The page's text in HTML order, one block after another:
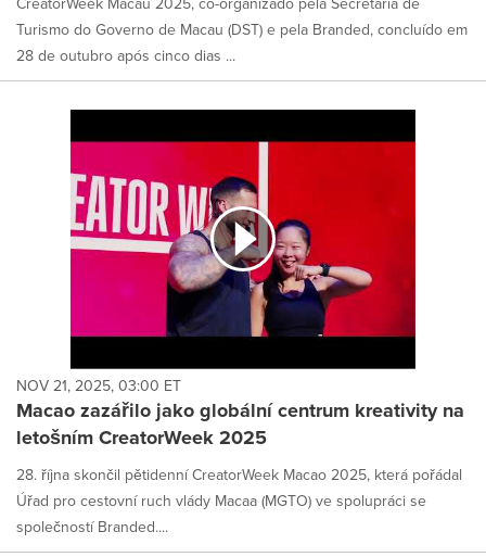
Turismo do Governo de Macau (DST) e pela Branded, concluído em
28 de outubro após cinco dias ...
NOV 21, 2025, 03:00 ET
Macao zazářilo jako globální centrum kreativity na
letošním CreatorWeek 2025
28. října skončil pětidenní CreatorWeek Macao 2025, která pořádal
Úřad pro cestovní ruch vlády Macaa (MGTO) ve spolupráci se
společností Branded....